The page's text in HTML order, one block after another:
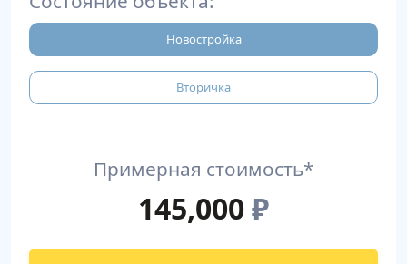
Новостройка
Вторичка
Примерная стоимость*
145,000₽